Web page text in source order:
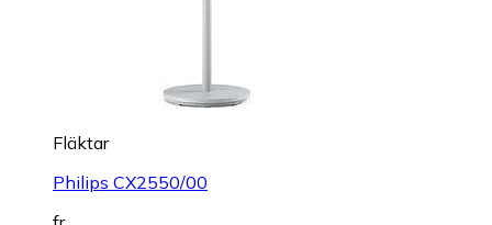
Fläktar
Philips CX2550/00